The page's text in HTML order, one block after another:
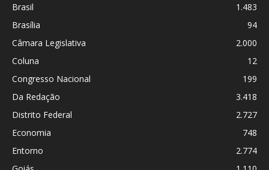
Brasil
1.483
Brasília
94
Câmara Legislativa
2.000
Coluna
12
Congresso Nacional
199
Da Redação
3.418
Distrito Federal
2.727
Economia
748
Entorno
2.774